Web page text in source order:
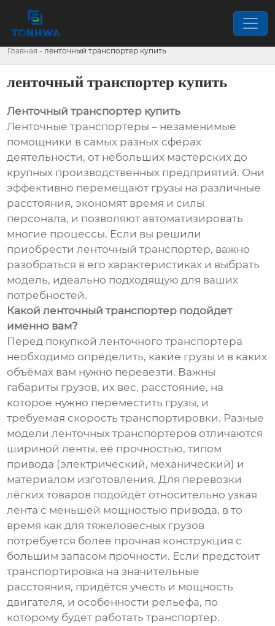
Главная - ленточный транспортер купить
ленточный транспортер купить
Ленточный транспортер купить
Ленточные транспортеры – незаменимые
помощники в самых разных сферах
деятельности, от небольших мастерских до
крупных производственных предприятий. Они
эффективно перемещают грузы на различные
расстояния, экономят время и силы
персонала, и позволяют автоматизировать
многие процессы. Если вы решили
приобрести ленточный транспортер, важно
разобраться в его характеристиках и выбрать
модель, идеально подходящую для ваших
потребностей.
Какой ленточный транспортер подойдет
именно вам?
Перед покупкой ленточного транспортера
необходимо определить, какие грузы и в каких
объёмах вам нужно перевезти. Важны
габариты грузов, их вес, расстояние, на
которое нужно переместить грузы, и
требуемая скорость транспортировки. Разные
модели ленточных транспортеров отличаются
шириной ленты, её прочностью, типом
привода (электрический, механический) и
материалом изготовления. Для перевозки
лёгких товаров подойдёт относительно узкая
лента с меньшей мощностью привода, в то
время как для тяжеловесных грузов
потребуется более прочная конструкция с
большим запасом прочности. Если предстоит
транспортировка на значительные
расстояния, придётся учесть и мощность
двигателя, и особенности рельефа, по
которому будет работать транспортер.